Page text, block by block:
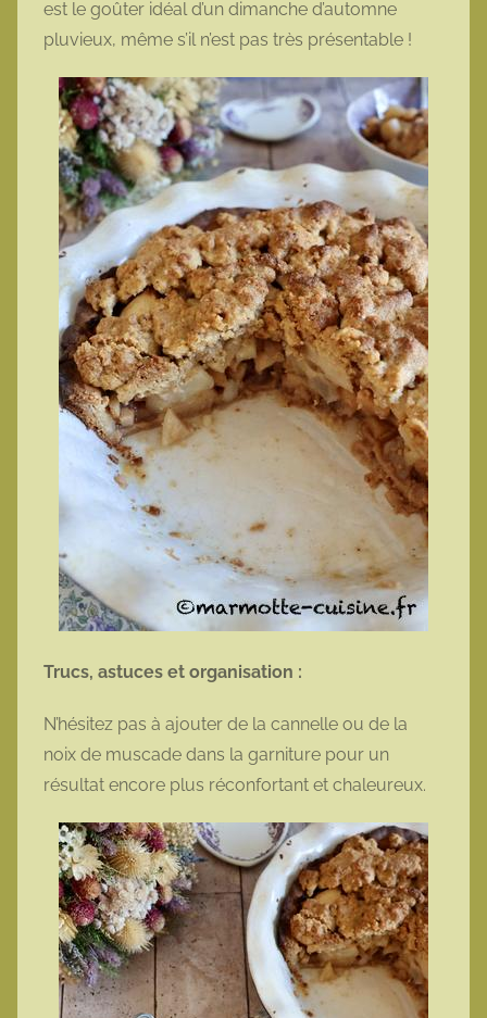
est le goûter idéal d’un dimanche d’automne
pluvieux, même s’il n’est pas très présentable !
Trucs, astuces et organisation :
N’hésitez pas à ajouter de la cannelle ou de la
noix de muscade dans la garniture pour un
résultat encore plus réconfortant et chaleureux.